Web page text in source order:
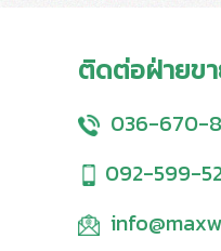
ติดต่อฝ่ายข
036-670-
092-599-